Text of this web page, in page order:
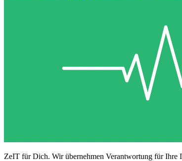
ZeIT für Dich. Wir übernehmen Verantwortung für